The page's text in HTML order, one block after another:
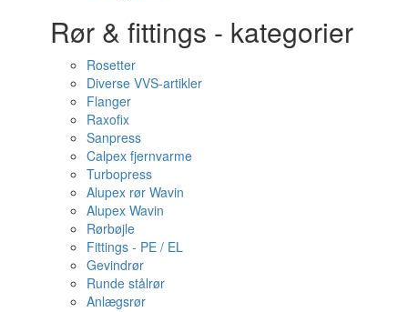
Rør & fittings - kategorier
Rosetter
Diverse VVS-artikler
Flanger
Raxofix
Sanpress
Calpex fjernvarme
Turbopress
Alupex rør Wavin
Alupex Wavin
Rørbøjle
Fittings - PE / EL
Gevindrør
Runde stålrør
Anlægsrør